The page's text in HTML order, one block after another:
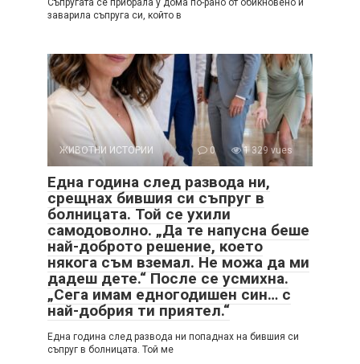
Съпругата се прибрала у дома по-рано от обикновено и
заварила съпруга си, който в
ЖИВОТНИ ИСТОРИИ 0 1 329 vues
Една година след развода ни,
срещнах бившия си съпруг в
болницата. Той се ухили
самодоволно. „Да те напусна беше
най-доброто решение, което
някога съм вземал. Не можа да ми
дадеш дете.“ После се усмихна.
„Сега имам едногодишен син… с
най-добрия ти приятел.“
Една година след развода ни попаднах на бившия си
съпруг в болницата. Той ме